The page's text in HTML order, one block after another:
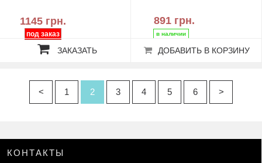
1145 грн.
ЗАКАЗАТЬ
891 грн.
ДОБАВИТЬ В КОРЗИНУ
< 1 2 3 4 5 6 >
КОНТАКТЫ